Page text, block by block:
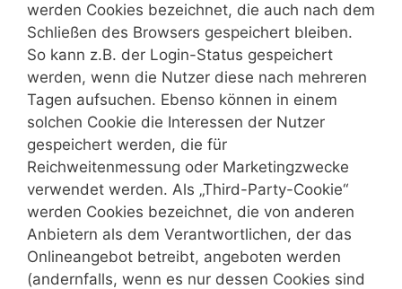
werden Cookies bezeichnet, die auch nach dem
Schließen des Browsers gespeichert bleiben.
So kann z.B. der Login-Status gespeichert
werden, wenn die Nutzer diese nach mehreren
Tagen aufsuchen. Ebenso können in einem
solchen Cookie die Interessen der Nutzer
gespeichert werden, die für
Reichweitenmessung oder Marketingzwecke
verwendet werden. Als „Third-Party-Cookie“
werden Cookies bezeichnet, die von anderen
Anbietern als dem Verantwortlichen, der das
Onlineangebot betreibt, angeboten werden
(andernfalls, wenn es nur dessen Cookies sind